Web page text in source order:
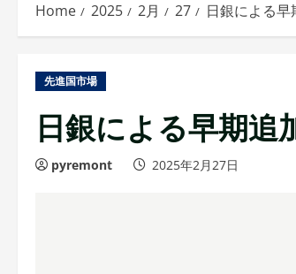
Home 2025 2月 27 日銀による
先進国市場
日銀による早期追
pyremont 2025年2月27日